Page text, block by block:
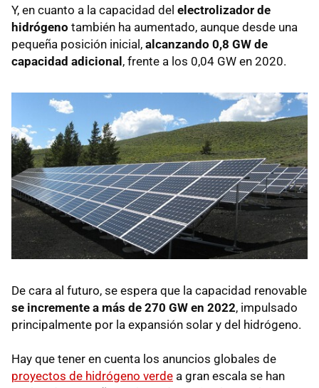
Y, en cuanto a la capacidad del electrolizador de
hidrógeno también ha aumentado, aunque desde una
pequeña posición inicial, alcanzando 0,8 GW de
capacidad adicional , frente a los 0,04 GW en 2020.
De cara al futuro, se espera que la capacidad renovable
se incremente a más de 270 GW en 2022, impulsado
principalmente por la expansión solar y del hidrógeno.
Hay que tener en cuenta los anuncios globales de
proyectos de hidrógeno verde a gran escala se han